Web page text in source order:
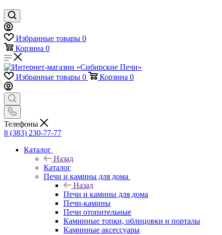
Избранные товары 0
Корзина 0
Избранные товары 0 Корзина 0
Телефоны
8 (383) 230-77-77
Каталог
Назад
Каталог
Печи и камины для дома
Назад
Печи и камины для дома
Печи-камины
Печи отопительные
Каминные топки, облицовки и порталы
Каминные аксессуары